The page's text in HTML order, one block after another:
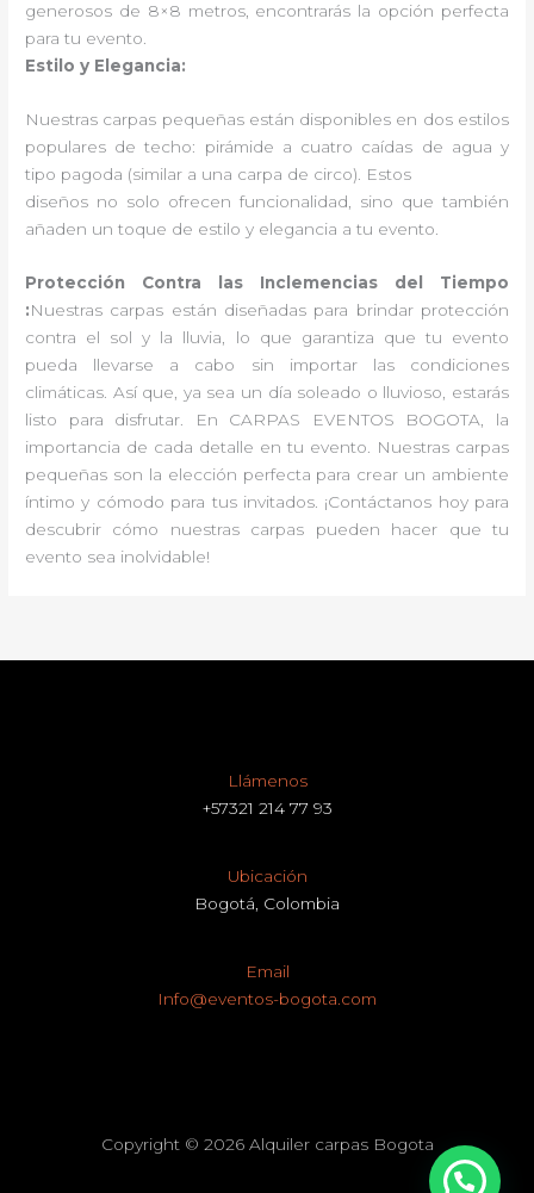
generosos de 8×8 metros, encontrarás la opción perfecta
para tu evento.
Estilo y Elegancia:
Nuestras carpas pequeñas están disponibles en dos estilos
populares de techo: pirámide a cuatro caídas de agua y
tipo pagoda (similar a una carpa de circo). Estos
diseños no solo ofrecen funcionalidad, sino que también
añaden un toque de estilo y elegancia a tu evento.
Protección Contra las Inclemencias del Tiempo
:Nuestras carpas están diseñadas para brindar protección
contra el sol y la lluvia, lo que garantiza que tu evento
pueda llevarse a cabo sin importar las condiciones
climáticas. Así que, ya sea un día soleado o lluvioso, estarás
listo para disfrutar. En CARPAS EVENTOS BOGOTA, la
importancia de cada detalle en tu evento. Nuestras carpas
pequeñas son la elección perfecta para crear un ambiente
íntimo y cómodo para tus invitados. ¡Contáctanos hoy para
descubrir cómo nuestras carpas pueden hacer que tu
evento sea inolvidable!
Llámenos
+57321 214 77 93
Ubicación
Bogotá, Colombia
Email
Info@eventos-bogota.com
Copyright © 2026 Alquiler carpas Bogota